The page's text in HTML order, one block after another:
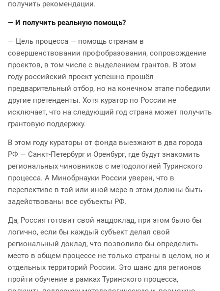
получить рекомендации.
— И получить реальную помощь?
— Цель процесса — помощь странам в
совершенствовании профобразования, сопровождение
проектов, в том числе с выделением грантов. В этом
году российский проект успешно прошёл
предварительный отбор, но на конечном этапе победили
другие претенденты. Хотя куратор по России не
исключает, что на следующий год страна может получить
грантовую поддержку.
В этом году кураторы от фонда выезжают в два города
РФ — Санкт-Петербург и Оренбург, где будут знакомить
региональных чиновников с методологией Туринского
процесса. А Минобрнауки России уверен, что в
перспективе в той или иной мере в этом должны быть
задействованы все субъекты РФ.
Да, Россия готовит свой нацдоклад, при этом было бы
логично, если бы каждый субъект делал свой
региональный доклад, что позволило бы определить
место в общем процессе не только страны в целом, но и
отдельных территорий России. Это шанс для регионов
пройти обучение в рамках Туринского процесса,